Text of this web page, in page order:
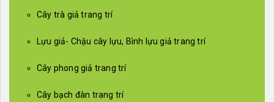
Cây trà giả trang trí
Lựu giả- Chậu cây lựu, Bình lựu giả trang trí
Cây phong giả trang trí
Cây bạch đàn trang trí